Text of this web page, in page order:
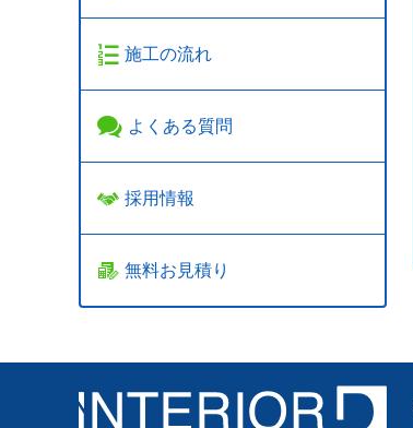
施工の流れ
よくある質問
採用情報
無料お見積り